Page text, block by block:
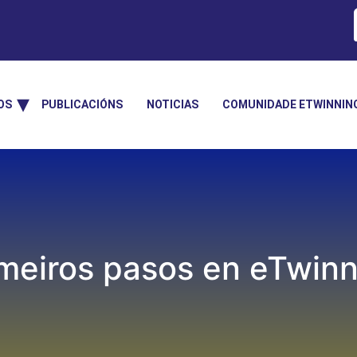
PUBLICACIÓNS NOTICIAS COMUNIDADE
pasos en